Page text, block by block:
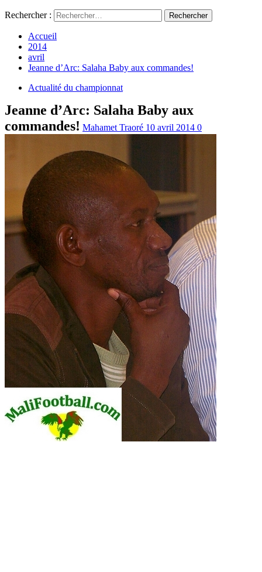
Rechercher :
Accueil
2014
avril
Jeanne d’Arc: Salaha Baby aux commandes!
Actualité du championnat
Jeanne d’Arc: Salaha Baby aux
commandes! Mahamet Traoré 10 avril 2014 0